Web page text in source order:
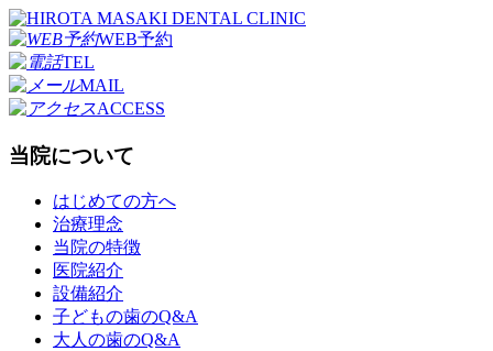
WEB予約
TEL
MAIL
ACCESS
当院について
はじめての方へ
治療理念
当院の特徴
医院紹介
設備紹介
子どもの歯のQ&A
大人の歯のQ&A